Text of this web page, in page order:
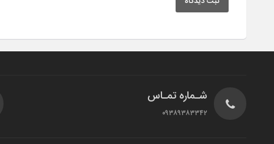
شـماره تمـاس
۰۹۳۸۹۳۸۳۳۴۲